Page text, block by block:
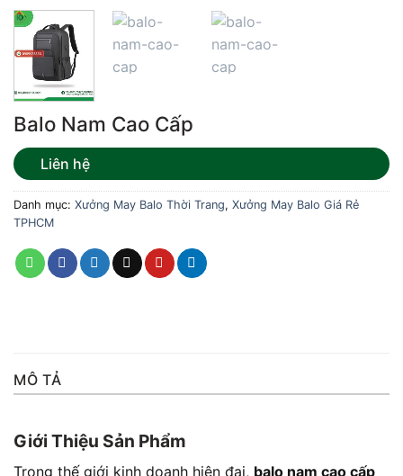
Balo Nam Cao Cấp
Liên hệ
Danh mục: Xưởng May Balo Thời Trang, Xưởng May Balo Giá Rẻ
TPHCM
MÔ TẢ
Giới Thiệu Sản Phẩm
Trong thế giới kinh doanh hiện đại, balo nam cao cấp